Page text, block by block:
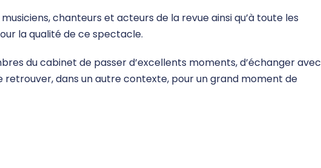
chanteurs et acteurs de la revue ainsi qu’à toute les
la qualité de ce spectacle.
du cabinet de passer d’excellents moments, d’échanger avec
retrouver, dans un autre contexte, pour un grand moment de